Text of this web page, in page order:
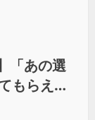
「あの選
もらえる